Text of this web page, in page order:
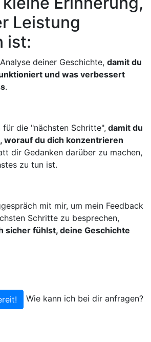
Leistung
ist:
deiner Geschichte, damit du
und was verbessert
.
für die "nächsten Schritte", damit du
worauf du dich konzentrieren
dir Gedanken darüber zu machen,
zu tun ist.
mit mir, um mein Feedback
Schritte zu besprechen,
sicher fühlst, deine Geschichte
Wie kann ich bei dir anfragen?